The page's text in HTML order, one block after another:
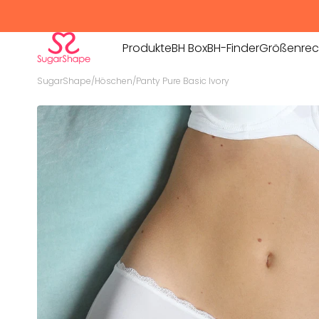
Produkte
PRODUKTE
Bralettes & Bustiers
Höschen
Bademode
Sportswear
Still-BHs
Sets
BH BoxBH-Finder
SugarShape/Höschen/Panty Pure Basic Ivory